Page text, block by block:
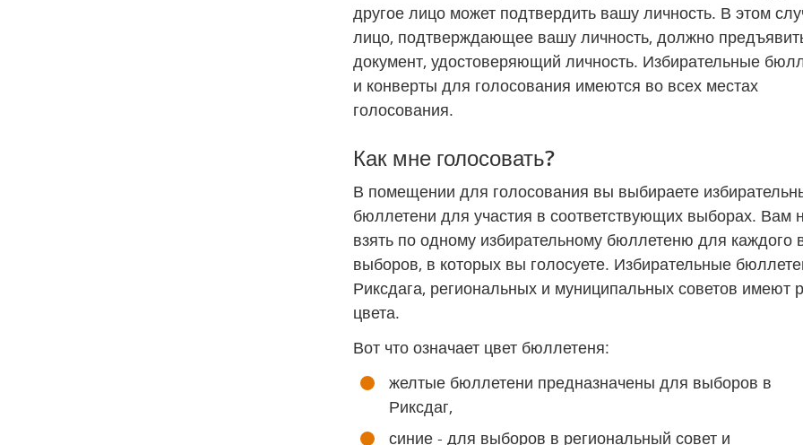
другое лицо может подтвердить вашу личность. В этом
лицо, подтверждающее вашу личность, должно
документ, удостоверяющий личность. Избирательные
и конверты для голосования имеются во всех местах
голосования.
Как мне голосовать?
В помещении для голосования вы выбираете
бюллетени для участия в соответствующих выборах. Вам
взять по одному избирательному бюллетеню для каждого
выборов, в которых вы голосуете. Избирательные
Риксдага, региональных и муниципальных советов имеют
цвета.
Вот что означает цвет бюллетеня:
желтые бюллетени предназначены для выборов в
Риксдаг,
синие - для выборов в региональный совет и